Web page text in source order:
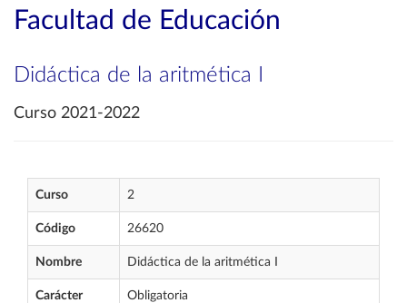
Facultad de Educación
Didáctica de la aritmética I
Curso 2021-2022
Curso 2
Código 26620
Nombre Didáctica de la aritmética I
Carácter Obligatoria